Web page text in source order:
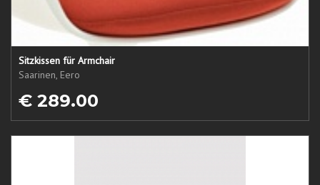
Sitzkissen für Armchair
Saarinen, Eero
€ 289.00